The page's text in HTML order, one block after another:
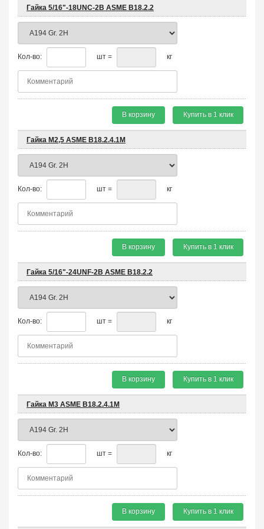
Гайка 5/16"-18UNC-2B ASME B18.2.2
Кол-во: шт = кг
В корзину Купить в 1 клик
Гайка М2,5 ASME B18.2.4.1М
Кол-во: шт = кг
В корзину Купить в 1 клик
Гайка 5/16"-24UNF-2B ASME B18.2.2
Кол-во: шт = кг
В корзину Купить в 1 клик
Гайка М3 ASME B18.2.4.1М
Кол-во: шт = кг
В корзину Купить в 1 клик